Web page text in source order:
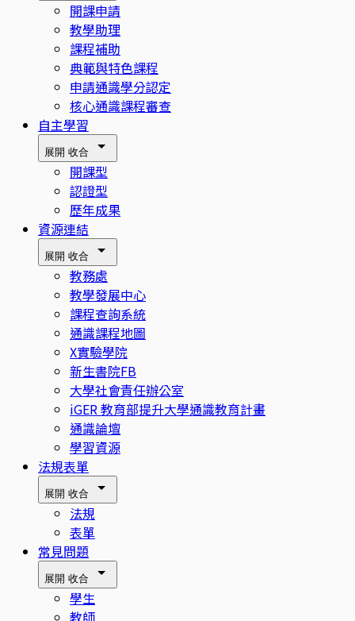
開課申請
教學助理
課程補助
典範與特色課程
申請通識學分認定
核心通識課程審查
自主學習
展開 收合
開課型
認證型
歷年成果
資源連結
展開 收合
教務處
教學發展中心
課程查詢系統
通識課程地圖
X實驗學院
新生書院FB
大學社會責任辦公室
iGER 教育部提升大學通識教育計畫
通識論壇
學習資源
法規表單
展開 收合
法規
表單
常見問題
展開 收合
學生